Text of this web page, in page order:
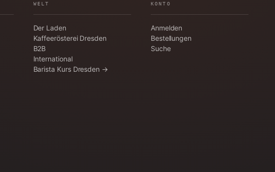
WELT
Der Laden
Kaffeerösterei Dresden
B2B
International
Barista Kurs Dresden →
KONTO
Anmelden
Bestellungen
Suche